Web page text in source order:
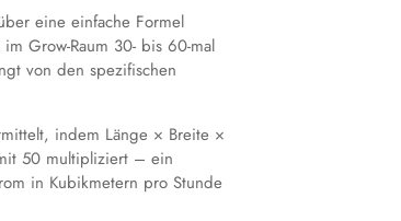
eine einfache Formel
Grow-Raum 30- bis 60-mal
von den spezifischen
indem Länge × Breite ×
50 multipliziert – ein
in Kubikmetern pro Stunde